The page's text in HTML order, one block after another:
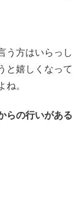
う方はいらっし
と嬉しくなって
ね。
らの行いがある